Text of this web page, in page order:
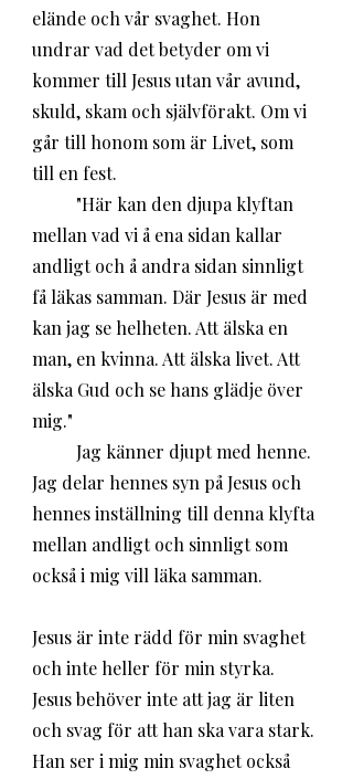
elände och vår svaghet. Hon
undrar vad det betyder om vi
kommer till Jesus utan vår avund,
skuld, skam och självförakt. Om vi
går till honom som är Livet, som
till en fest.
mellan vad vi å ena sidan kallar
andligt och å andra sidan sinnligt
få läkas samman. Där Jesus är med
kan jag se helheten. Att älska en
man, en kvinna. Att älska livet. Att
älska Gud och se hans glädje över
mig."
Jag delar hennes syn på Jesus och
hennes inställning till denna klyfta
mellan andligt och sinnligt som
också i mig vill läka samman.
Jesus är inte rädd för min svaghet
och inte heller för min styrka.
Jesus behöver inte att jag är liten
och svag för att han ska vara stark.
Han ser i mig min svaghet också